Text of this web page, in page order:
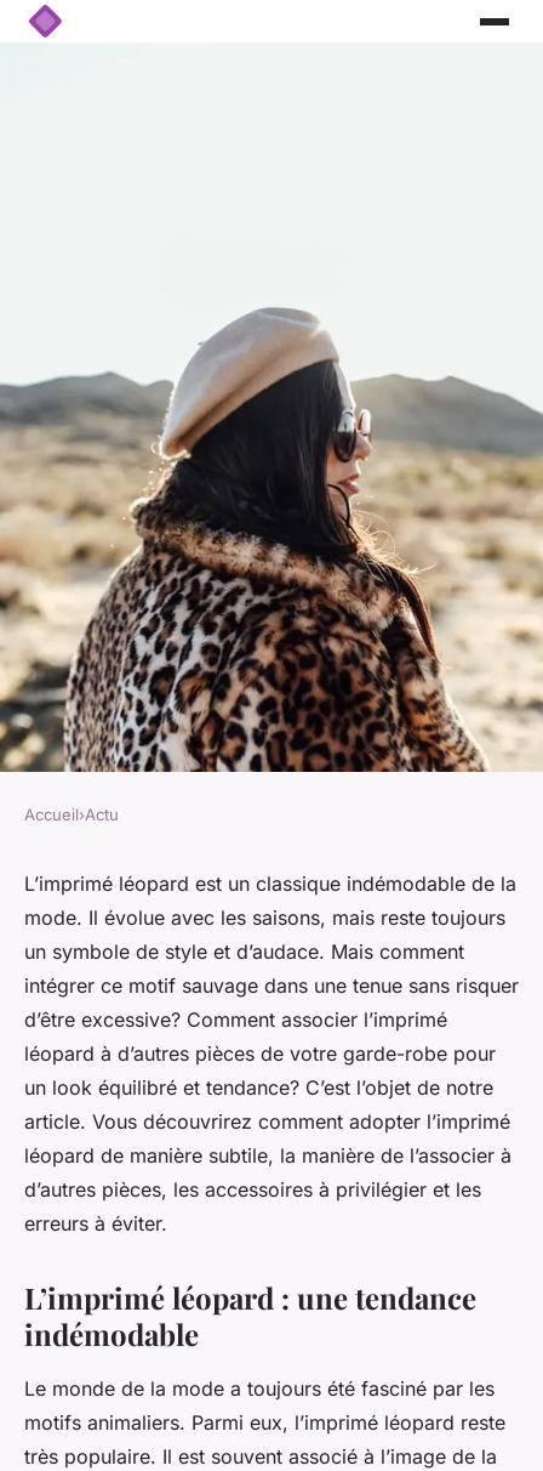
Comment intégrer une touche
d'imprimé léopard dans une
tenue sans être excessive?
Naël•8 avril 2024•5 min de lecture
Accueil›Actu
L’imprimé léopard est un classique indémodable de la
mode. Il évolue avec les saisons, mais reste toujours
un symbole de style et d’audace. Mais comment
intégrer ce motif sauvage dans une tenue sans risquer
d’être excessive? Comment associer l’imprimé
léopard à d’autres pièces de votre garde-robe pour
un look équilibré et tendance? C’est l’objet de notre
article. Vous découvrirez comment adopter l’imprimé
léopard de manière subtile, la manière de l’associer à
d’autres pièces, les accessoires à privilégier et les
erreurs à éviter.
L’imprimé léopard : une tendance
indémodable
Le monde de la mode a toujours été fasciné par les
motifs animaliers. Parmi eux, l’imprimé léopard reste
très populaire. Il est souvent associé à l’image de la